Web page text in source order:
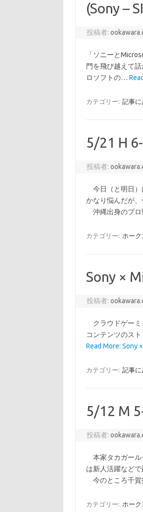
(Sony –
投稿者:
「ソニーと
門を飛び越えて
ロソフトの…
カテゴリー: 記事に
5/21 H
投稿者:
今日（と明日）
かなり悩んだが
沖縄出身のプ
カテゴリー: ホーク
Sony ×
投稿者:
クラウドゲーミ
コンテンツのス
Read More: Sony
カテゴリー: 記事に
5/12 M
投稿者:
本家タカガー
は新人活躍など
今のところ千
カテゴリー: ホーク